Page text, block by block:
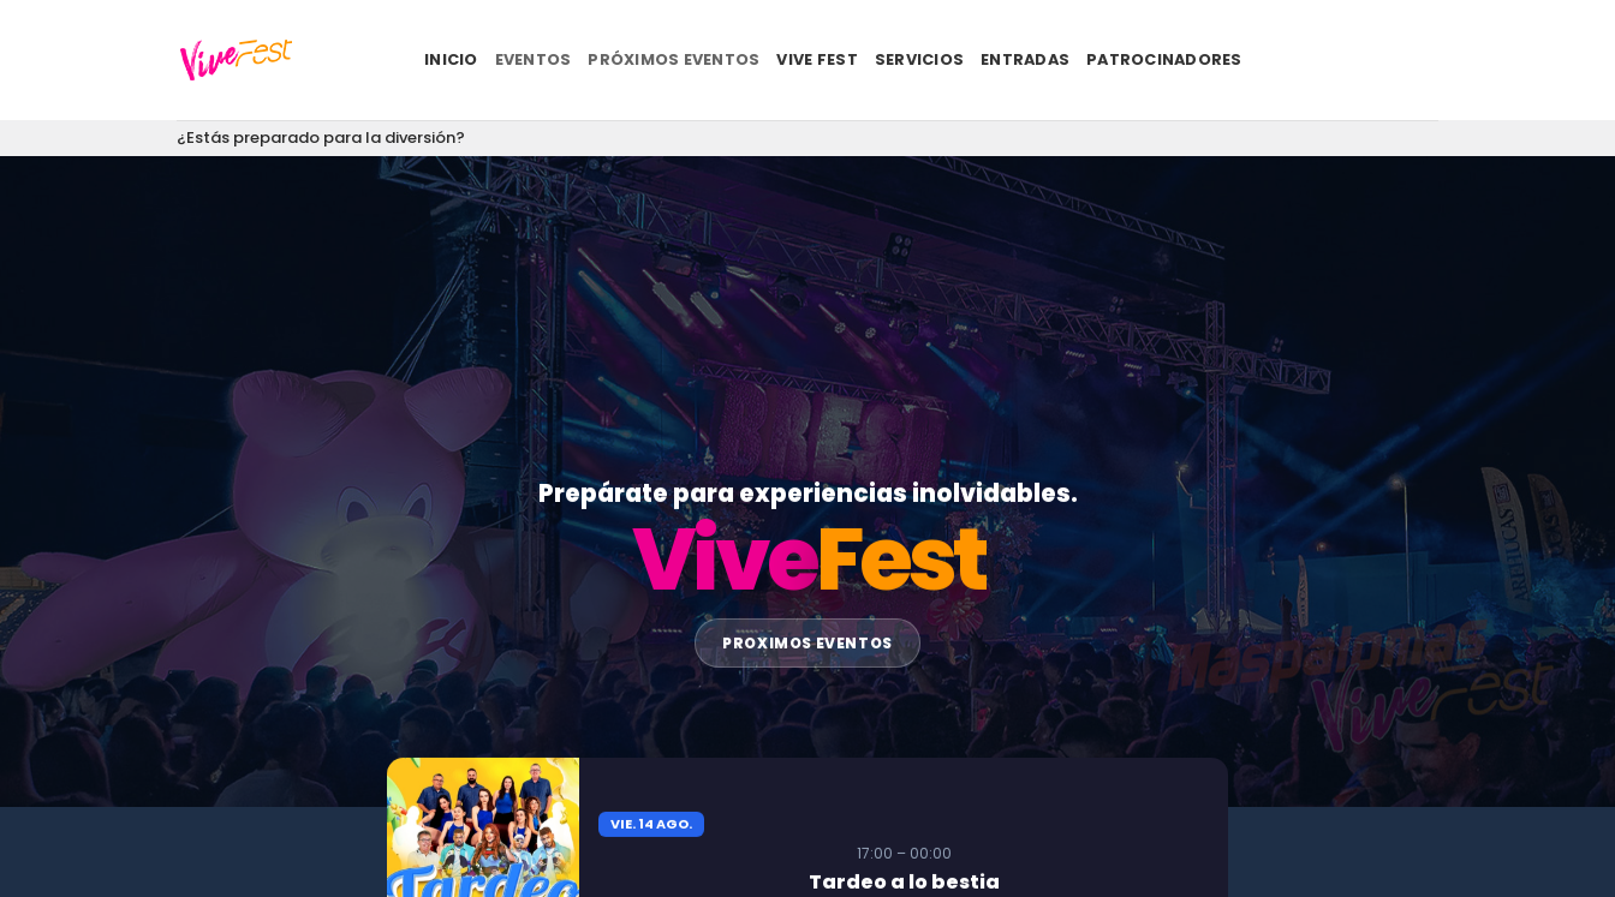
INICIO EVENTOS PRÓXIMOS EVENTOS VIVE FEST SERVICIOS ENTRADAS PATROCINADORES
¿Estás preparado para la diversión?
Prepárate para experiencias inolvidables.
ViveFest
PROXIMOS EVENTOS
VIE. 14 AGO.
17:00 – 00:00
Tardeo a lo bestia